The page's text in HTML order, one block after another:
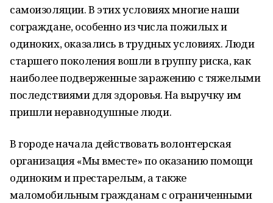
самоизоляции. В этих условиях многие наши
сограждане, особенно из числа пожилых и
одиноких, оказались в трудных условиях. Люди
старшего поколения вошли в группу риска, как
наиболее подверженные заражению с тяжелыми
последствиями для здоровья. На выручку им
пришли неравнодушные люди.
В городе начала действовать волонтерская
организация «Мы вместе» по оказанию помощи
одиноким и престарелым, а также
маломобильным гражданам с ограниченными